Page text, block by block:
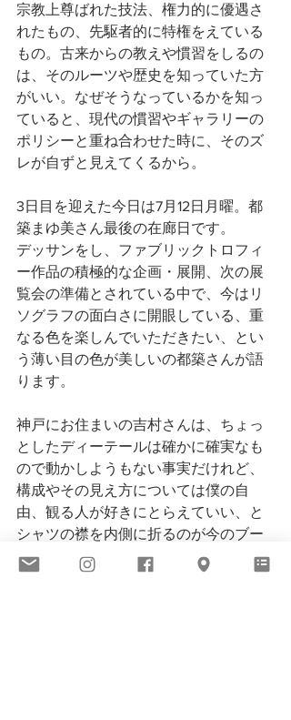
宗教上尊ばれた技法、権力的に優遇さ
れたもの、先駆者的に特権をえている
もの。古来からの教えや慣習をしるの
は、そのルーツや歴史を知っていた方
がいい。なぜそうなっているかを知っ
ていると、現代の慣習やギャラリーの
ポリシーと重ね合わせた時に、そのズ
レが自ずと見えてくるから。
3日目を迎えた今日は7月12日月曜。都
築まゆ美さん最後の在廊日です。
デッサンをし、ファブリックトロフィ
ー作品の積極的な企画・展開、次の展
覧会の準備とされている中で、今はリ
ソグラフの面白さに開眼している、重
なる色を楽しんでいただきたい、とい
う薄い目の色が美しいの都築さんが語
ります。
神戸にお住まいの吉村さんは、ちょっ
としたディーテールは確かに確実なも
ので動かしようもない事実だけれど、
構成やその見え方については僕の自
由、観る人が好きにとらえていい、と
シャツの襟を内側に折るのが今のブー
ムと笑う吉村さん。